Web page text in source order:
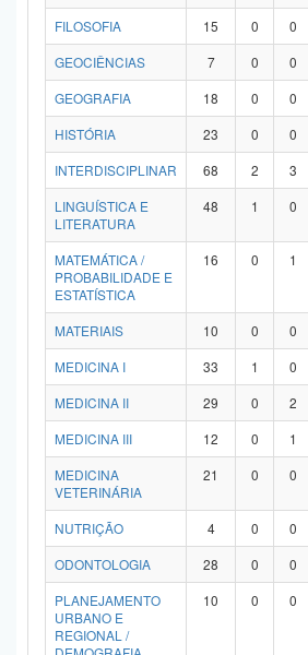
FILOSOFIA
15 0 0
GEOCIÊNCIAS
7 0 0
GEOGRAFIA
18 0 0
HISTÓRIA
23 0 0
INTERDISCIPLINAR
68 2 3
LINGUÍSTICA E
LITERATURA
48 1 0
MATEMÁTICA /
PROBABILIDADE E
ESTATÍSTICA
16 0 1
MATERIAIS 10 0 0
MEDICINA I
33 1 0
MEDICINA II
29 0 2
MEDICINA III
12 0 1
MEDICINA
VETERINÁRIA
21 0 0
NUTRIÇÃO 4 0 0
ODONTOLOGIA
28 0 0
PLANEJAMENTO
URBANO E
REGIONAL /
10 0 0